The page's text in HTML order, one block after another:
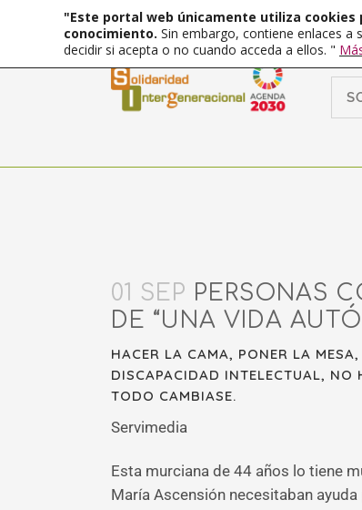
01 SEP PERSONAS
DE “UNA VIDA
HACER LA CAMA, PONER LA
DISCAPACIDAD INTELECTUAL, NO
TODO CAMBIASE.
Servimedia
Esta murciana de 44 años lo tiene
María Ascensión necesitaban
"Este portal web únicamente utiliza cookies
conocimiento. Sin embargo, contiene enlaces a
decidir si acepta o no cuando acceda a ellos. "